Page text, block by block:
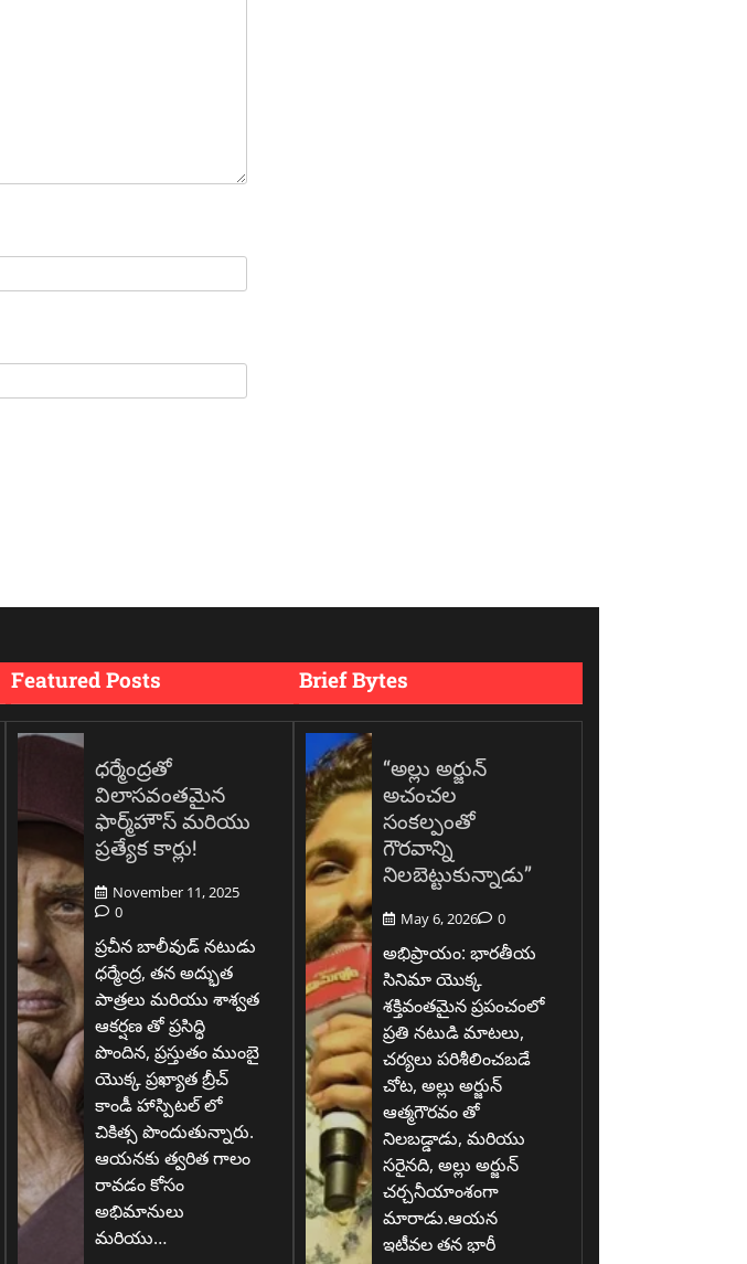
Featured Posts
ధర్మేంద్రతో
విలాసవంతమైన
ఫార్మ్‌హౌస్ మరియు
ప్రత్యేక కార్లు!
November 11, 2025
0
ప్రచీన బాలీవుడ్ నటుడు
ధర్మేంద్ర, తన అద్భుత
పాత్రలు మరియు శాశ్వత
ఆకర్షణ తో ప్రసిద్ధి
పొందిన, ప్రస్తుతం ముంబై
యొక్క ప్రఖ్యాత బ్రీచ్
కాండీ హాస్పిటల్ లో
చికిత్స పొందుతున్నారు.
ఆయనకు త్వరిత గాలం
రావడం కోసం
అభిమానులు
మరియు…
Brief Bytes
“అల్లు అర్జున్
అచంచల
సంకల్పంతో
గౌరవాన్ని
నిలబెట్టుకున్నాడు”
May 6, 2026 0
అభిప్రాయం: భారతీయ
సినిమా యొక్క
శక్తివంతమైన ప్రపంచంలో
ప్రతి నటుడి మాటలు,
చర్యలు పరిశీలించబడే
చోట, అల్లు అర్జున్
ఆత్మగౌరవం తో
నిలబడ్డాడు, మరియు
సరైనది, అల్లు అర్జున్
చర్చనీయాంశంగా
మారాడు.ఆయన
ఇటీవల తన భారీ